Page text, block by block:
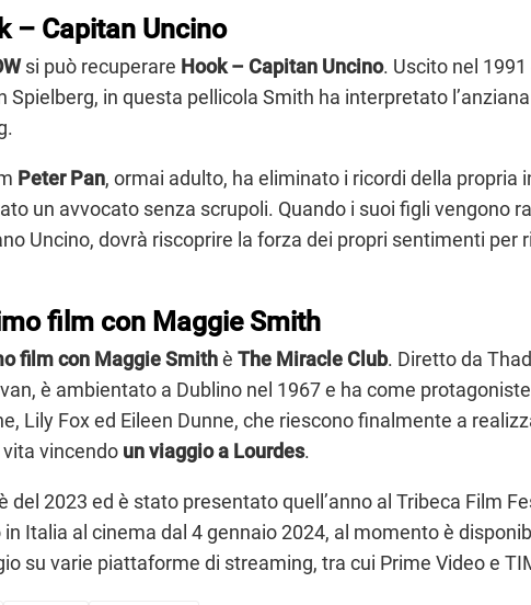
– Capitan Uncino
si può recuperare Hook – Capitan Uncino. Uscito nel
Spielberg, in questa pellicola Smith ha interpretato
Peter Pan, ormai adulto, ha eliminato i ricordi della propria
un avvocato senza scrupoli. Quando i suoi figli vengono
Uncino, dovrà riscoprire la forza dei propri sentimenti per
film con Maggie Smith
film con Maggie Smithè The Miracle Club. Diretto da
è ambientato a Dublino nel 1967 e ha come
Lily Fox ed Eileen Dunne, che riescono finalmente a
vincendo un viaggio a Lourdes.
del 2023 ed è stato presentato quell’anno al Tribeca Film
in Italia al cinema dal 4 gennaio 2024, al momento è
su varie piattaforme di streaming, tra cui Prime Video e